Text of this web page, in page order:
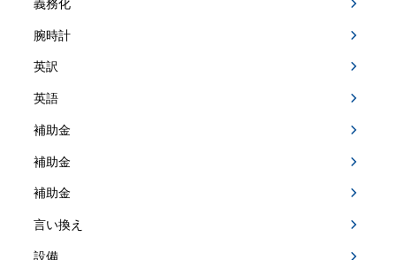
義務化
腕時計
英訳
英語
補助金
補助金
補助金
言い換え
設備